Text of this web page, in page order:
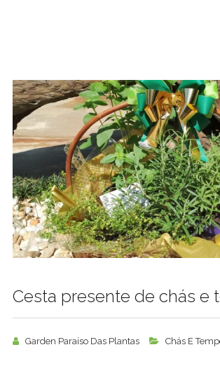
Buquê com Aussie Brunch
Buquês - Ramalhetes
Cesta presente de chás e
Garden Paraíso Das Plantas Chás E